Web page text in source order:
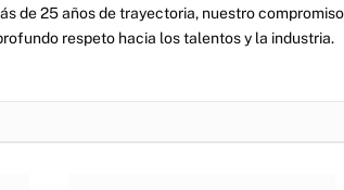
de 25 años de trayectoria, nuestro
respeto hacia los talentos y la industria.